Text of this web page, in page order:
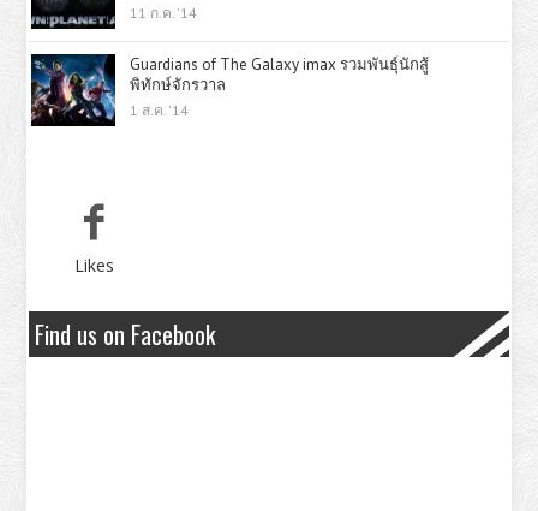
11 ก.ค. '14
Guardians of The Galaxy imax รวมพันธุ์นักสู้
พิทักษ์จักรวาล
1 ส.ค. '14
Likes
Find us on Facebook